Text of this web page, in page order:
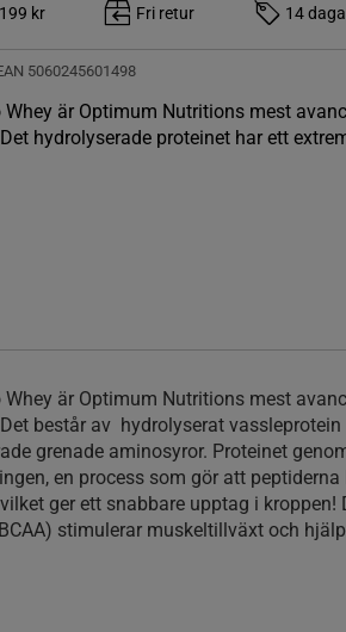
kr Fri retur 14
5060245601498
är Optimum Nutritions mest
hydrolyserade proteinet har ett
är Optimum Nutritions mest
består av hydrolyserat
grenade aminosyror. Proteinet
en process som gör att
ger ett snabbare upptag i kroppen!
stimulerar muskeltillväxt och